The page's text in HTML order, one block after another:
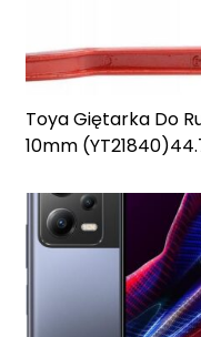
Toya Giętarka Do
10mm (YT21840)